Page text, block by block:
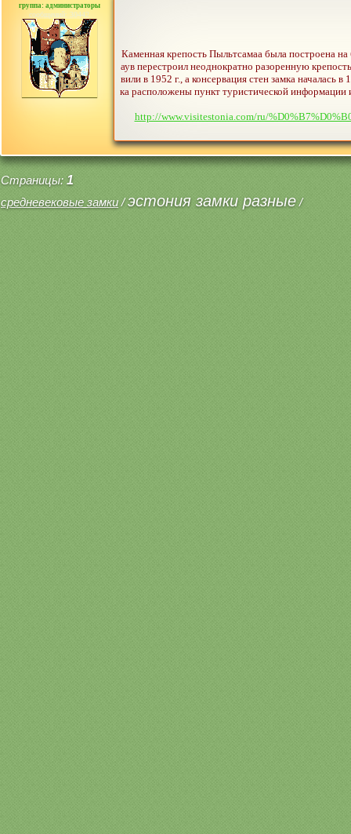
группа: администраторы
сообщений: 30442
Каменная крепость Пыльтсамаа была построена
аув перестроил неоднократно разоренную
вили в 1952 г., а консервация стен замка
ка расположены пункт туристической информации
http://www.visitestonia.com/ru/
Страницы: 1
средневековые замки/эстония замки разные /